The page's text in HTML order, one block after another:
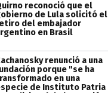
reconoció que el
de Lula solicitó el
del embajador
en Brasil
renunció a una
porque "se ha
en una
de Instituto Patria